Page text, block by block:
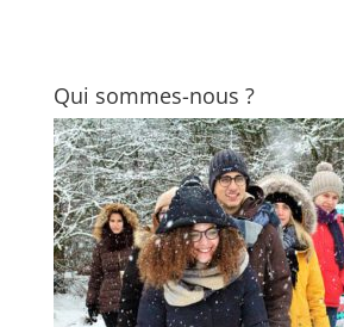
Qui sommes-nous ?